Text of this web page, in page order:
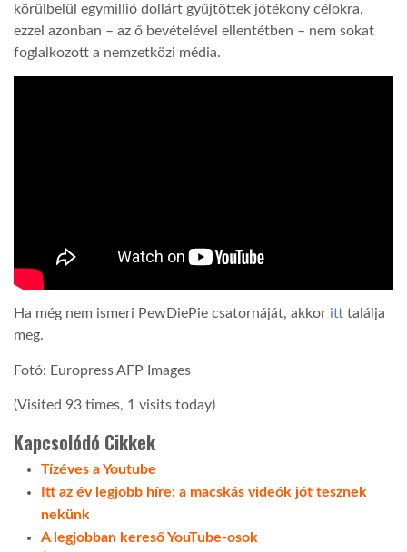
körülbelül egymillió dollárt gyűjtöttek jótékony célokra,
ezzel azonban – az ő bevételével ellentétben – nem sokat
foglalkozott a nemzetközi média.
Ha még nem ismeri PewDiePie csatornáját, akkor itt találja
meg.
Fotó: Europress AFP Images
(Visited 93 times, 1 visits today)
Kapcsolódó Cikkek
Tízéves a Youtube
Itt az év legjobb híre: a macskás videók jót tesznek
nekünk
A legjobban kereső YouTube-osok